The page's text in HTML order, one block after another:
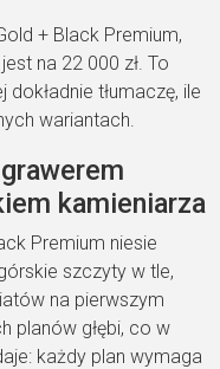
+ Black Premium,
na 22 000 zł. To
tłumaczę, ile
wariantach.
kamieniarza
Premium niesie
szczyty w tle,
na pierwszym
planów głębi, co w
każdy plan wymaga